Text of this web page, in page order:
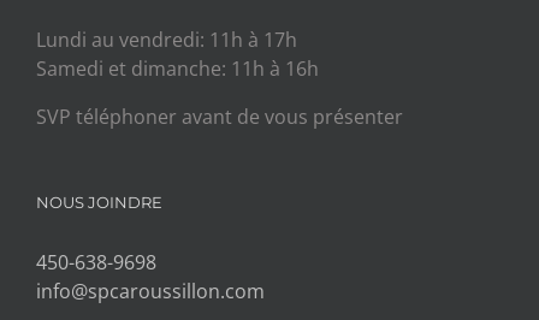
Lundi au vendredi: 11h à 17h
Samedi et dimanche: 11h à 16h
SVP téléphoner avant de vous présenter
NOUS JOINDRE
450-638-9698
info@spcaroussillon.com